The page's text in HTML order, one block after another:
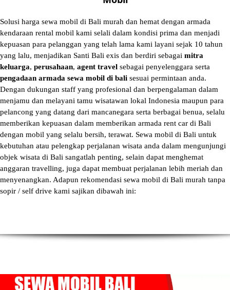
Solusi harga sewa mobil di Bali murah dan hemat dengan armada
kendaraan rental mobil kami selali dalam kondisi prima dan menjadi
kepuasan para pelanggan yang telah lama kami layani sejak 10 tahun
yang lalu, menjadikan Santi Bali exis dan berdiri sebagai mitra
keluarga, perusahaan, agent travel sebagai penyelenggara serta
pengadaan armada sewa mobil di bali sesuai permintaan anda.
Dengan dukungan staff yang profesional dan berpengalaman dalam
menjamu dan melayani tamu wisatawan lokal Indonesia maupun para
pelancong yang datang dari mancanegara serta berbagai benua, selalu
memberikan kepuasan dalam memberikan armada rent car di Bali
dengan mobil yang selalu bersih, terawat. Sewa mobil di Bali untuk
kebutuhan atau pelengkap perjalanan wisata anda dalam mengunjungi
objek wisata di Bali sangatlah penting, selain dapat menghemat
anggaran travelling, juga dapat membuat perjalanan lebih meriah dan
menyenangkan. Adapun rekomendasi sewa mobil di Bali murah tanpa
sopir / self drive kami sajikan dibawah ini: